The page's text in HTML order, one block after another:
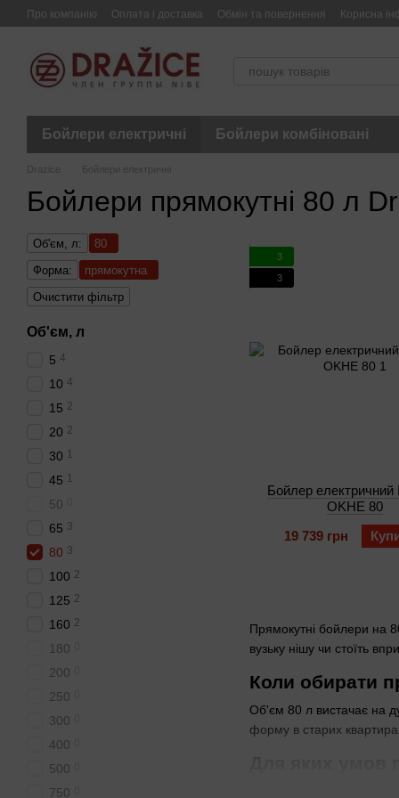
Перейти до основного контенту
Про компанію Оплата і доставка Обмін та повернення Корисна
Бойлери електричні Бойлери комбіновані
Drazice Бойлери електричні
Бойлери прямокутні 80 л
Прямокутні бойлери на
вузьку нішу чи стоїть
Коли обирати
Об'єм 80 л вистачає на
форму в старих
3
3
Бойлер електричний
OKHE 80
19 739 грн
Об'єм, л:
80
Форма:
прямокутна
Очистити фільтр
Об'єм, л
5 4
10 4
15 2
20 2
30 1
45 1
50
65 3
80 3
100 2
125 2
160 2
180
200
250
300
400
500
750